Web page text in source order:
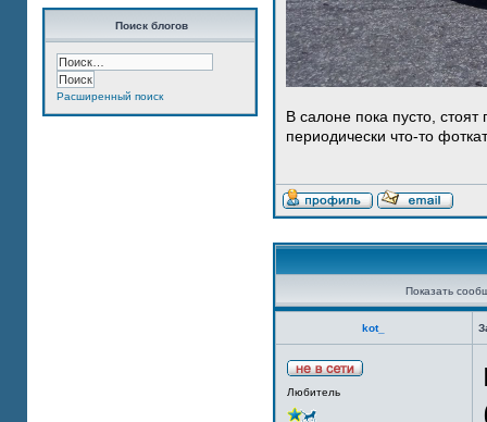
Поиск блогов
Расширенный поиск
В салоне пока пусто,
периодически что-то
Показать
kot_
Любитель